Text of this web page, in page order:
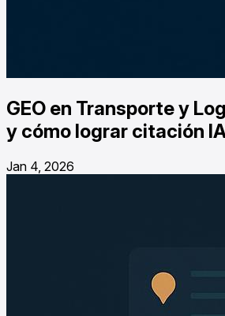
GEO en Transporte y
y cómo lograr citación
Jan 4, 2026